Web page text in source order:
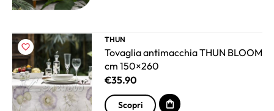
THUN
Tovaglia antimacchia THUN BLOOM
cm 150×260
€35.90
Scopri